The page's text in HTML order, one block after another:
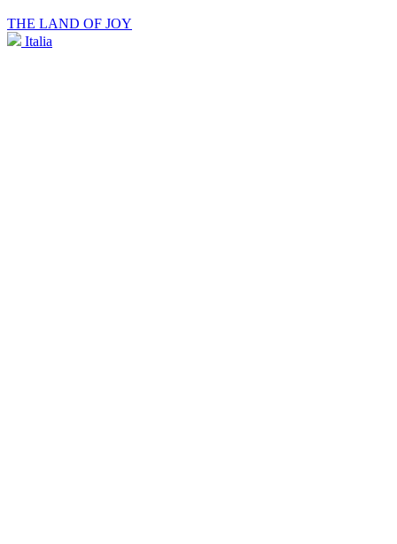
THE LAND OF JOY
Italia